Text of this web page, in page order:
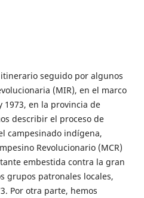
seguido por algunos
(MIR), en el marco
1973, en la provincia de
describir el proceso de
campesinado indígena,
Revolucionario (MCR)
embestida contra la gran
grupos patronales locales,
Por otra parte, hemos